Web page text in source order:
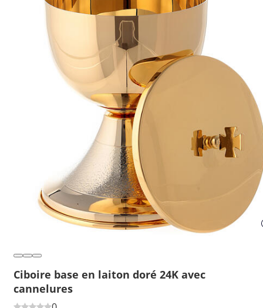
Ciboire base en laiton doré 24K avec
cannelures